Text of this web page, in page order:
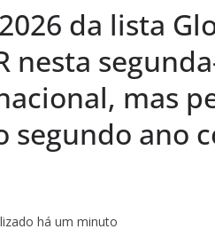
da lista
nesta
mas
segundo ano
há um minuto